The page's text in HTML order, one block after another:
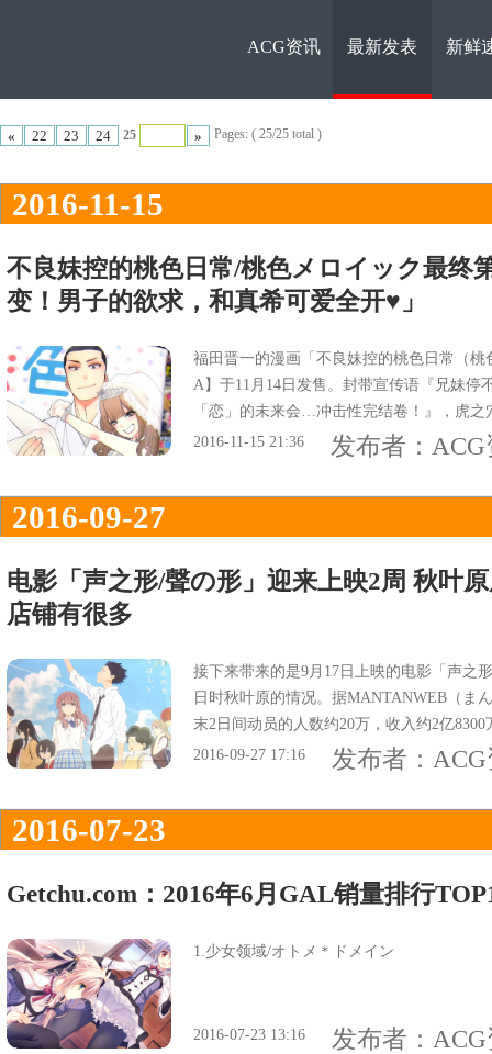
ACG资
ACG资讯 最新发表 新鲜
« 22 23 24 25 » Pages: ( 25/25 total )
2016-11-15
不良妹控的桃色日常/桃色メロイック最终
变！男子的欲求，和真希可爱全开♥」
福田晋一的漫画「不良妹控的桃色日常（
A】于11月14日发售。封带宣传语『兄妹停
「恋」的未来会…冲击性完结卷！』，虎
男子的欲求，和真希可爱全开笑击感动最终
2016-11-15 21:36 发布者：
2016-09-27
电影「声之形/聲の形」迎来上映2周 秋叶
店铺有很多
接下来带来的是9月17日上映的电影「声之
日时秋叶原的情况。据MANTANWEB（ま
末2日间动员的人数约20万，收入约2亿
罄的店铺有很多。
2016-09-27 17:16 发布者：
2016-07-23
Getchu.com：2016年6月GAL销量排行
1.少女领域/オトメ＊ドメイン
2016-07-23 13:16 发布者：